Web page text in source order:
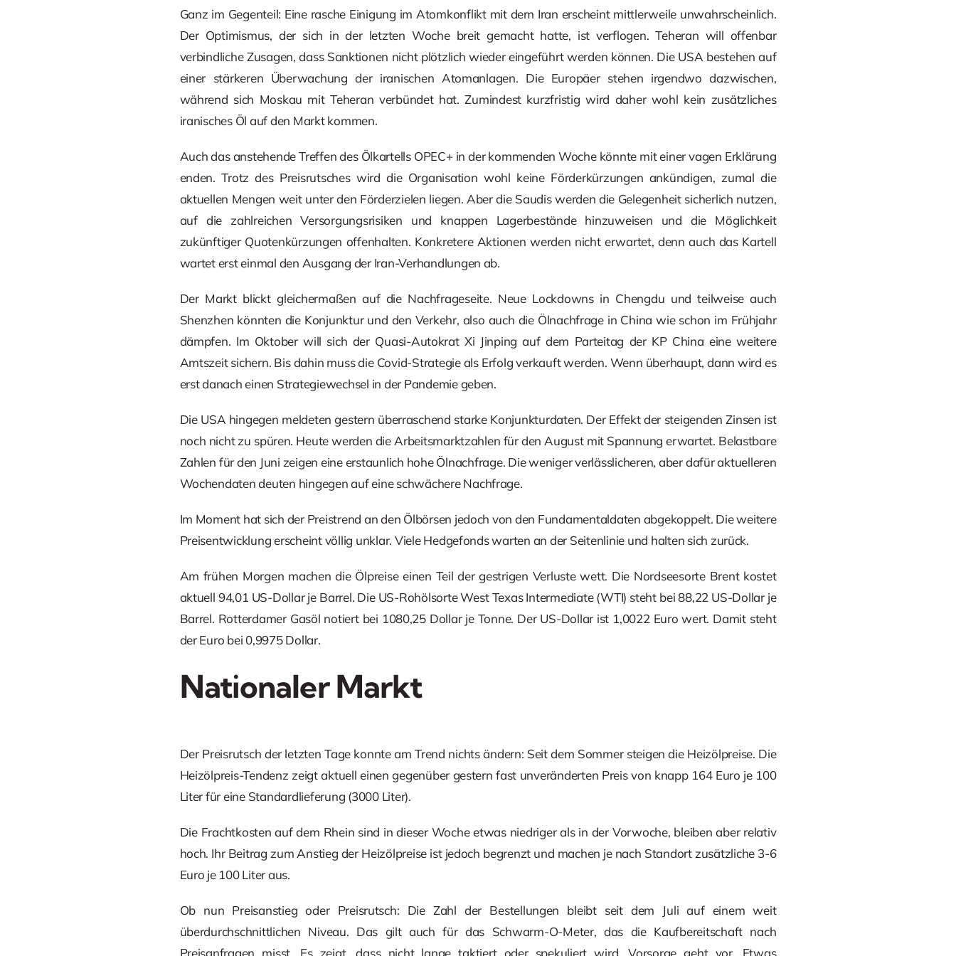
Ganz im Gegenteil: Eine rasche Einigung im Atomkonflikt mit dem Iran erscheint mittlerweile unwahrscheinlich.
Der Optimismus, der sich in der letzten Woche breit gemacht hatte, ist verflogen. Teheran will offenbar
verbindliche Zusagen, dass Sanktionen nicht plötzlich wieder eingeführt werden können. Die USA bestehen auf
einer stärkeren Überwachung der iranischen Atomanlagen. Die Europäer stehen irgendwo dazwischen,
während sich Moskau mit Teheran verbündet hat. Zumindest kurzfristig wird daher wohl kein zusätzliches
iranisches Öl auf den Markt kommen.
Auch das anstehende Treffen des Ölkartells OPEC+ in der kommenden Woche könnte mit einer vagen Erklärung
enden. Trotz des Preisrutsches wird die Organisation wohl keine Förderkürzungen ankündigen, zumal die
aktuellen Mengen weit unter den Förderzielen liegen. Aber die Saudis werden die Gelegenheit sicherlich nutzen,
auf die zahlreichen Versorgungsrisiken und knappen Lagerbestände hinzuweisen und die Möglichkeit
zukünftiger Quotenkürzungen offenhalten. Konkretere Aktionen werden nicht erwartet, denn auch das Kartell
wartet erst einmal den Ausgang der Iran-Verhandlungen ab.
Der Markt blickt gleichermaßen auf die Nachfrageseite. Neue Lockdowns in Chengdu und teilweise auch
Shenzhen könnten die Konjunktur und den Verkehr, also auch die Ölnachfrage in China wie schon im Frühjahr
dämpfen. Im Oktober will sich der Quasi-Autokrat Xi Jinping auf dem Parteitag der KP China eine weitere
Amtszeit sichern. Bis dahin muss die Covid-Strategie als Erfolg verkauft werden. Wenn überhaupt, dann wird es
erst danach einen Strategiewechsel in der Pandemie geben.
Die USA hingegen meldeten gestern überraschend starke Konjunkturdaten. Der Effekt der steigenden Zinsen ist
noch nicht zu spüren. Heute werden die Arbeitsmarktzahlen für den August mit Spannung erwartet. Belastbare
Zahlen für den Juni zeigen eine erstaunlich hohe Ölnachfrage. Die weniger verlässlicheren, aber dafür aktuelleren
Wochendaten deuten hingegen auf eine schwächere Nachfrage.
Im Moment hat sich der Preistrend an den Ölbörsen jedoch von den Fundamentaldaten abgekoppelt. Die weitere
Preisentwicklung erscheint völlig unklar. Viele Hedgefonds warten an der Seitenlinie und halten sich zurück.
Am frühen Morgen machen die Ölpreise einen Teil der gestrigen Verluste wett. Die Nordseesorte Brent kostet
aktuell 94,01 US-Dollar je Barrel. Die US-Rohölsorte West Texas Intermediate (WTI) steht bei 88,22 US-Dollar je
Barrel. Rotterdamer Gasöl notiert bei 1080,25 Dollar je Tonne. Der US-Dollar ist 1,0022 Euro wert. Damit steht
der Euro bei 0,9975 Dollar.
Nationaler Markt
Der Preisrutsch der letzten Tage konnte am Trend nichts ändern: Seit dem Sommer steigen die Heizölpreise. Die
Heizölpreis-Tendenz zeigt aktuell einen gegenüber gestern fast unveränderten Preis von knapp 164 Euro je 100
Liter für eine Standardlieferung (3000 Liter).
Die Frachtkosten auf dem Rhein sind in dieser Woche etwas niedriger als in der Vorwoche, bleiben aber relativ
hoch. Ihr Beitrag zum Anstieg der Heizölpreise ist jedoch begrenzt und machen je nach Standort zusätzliche 3-6
Euro je 100 Liter aus.
Ob nun Preisanstieg oder Preisrutsch: Die Zahl der Bestellungen bleibt seit dem Juli auf einem weit
überdurchschnittlichen Niveau. Das gilt auch für das Schwarm-O-Meter, das die Kaufbereitschaft nach
Preisanfragen misst. Es zeigt, dass nicht lange taktiert oder spekuliert wird. Vorsorge geht vor. Etwas